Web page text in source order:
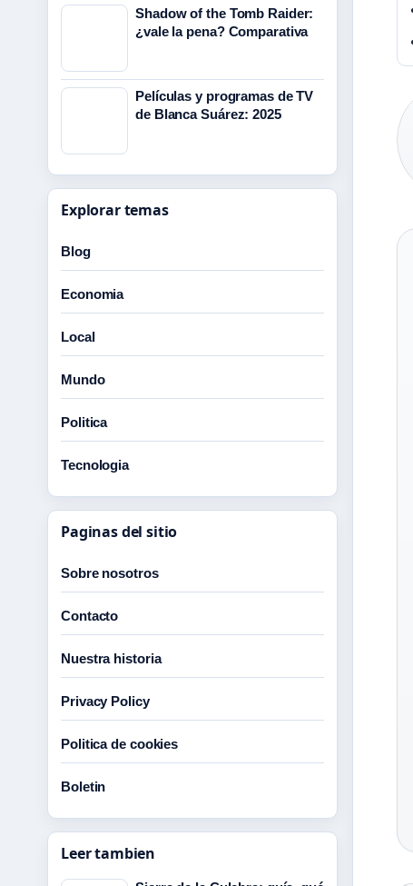
Shadow of the Tomb Raider:
¿vale la pena? Comparativa
Películas y programas de TV
de Blanca Suárez: 2025
Explorar temas
Blog
Economia
Local
Mundo
Politica
Tecnologia
Paginas del sitio
Sobre nosotros
Contacto
Nuestra historia
Privacy Policy
Politica de cookies
Boletin
Leer tambien